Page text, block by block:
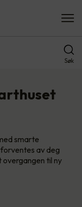
Søk
smarte
av deg
overgangen til ny